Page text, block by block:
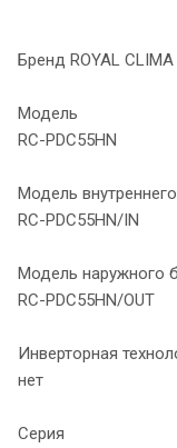
Бренд ROYAL CLIMA
Модель
RC-PDC55HN
Модель
RC-PDC55HN/IN
Модель наружного
RC-PDC55HN/OUT
Инверторная
нет
Серия